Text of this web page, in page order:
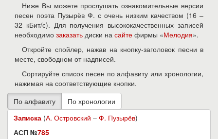
Ниже Вы можете прослушать ознакомительные версии
песен поэта Пузырёв Ф. с очень низким качеством (16 –
32 кБит/с). Для получения высококачественных записей
необходимо заказать диски на сайте фирмы «Мелодия».
Откройте спойлер, нажав на кнопку-заголовок песни в
месте, свободном от надписей.
Сортируйте список песен по алфавиту или хронологии,
нажимая на соответствующие кнопки.
Записка (А. Островский – Ф. Пузырёв)
АСП №785